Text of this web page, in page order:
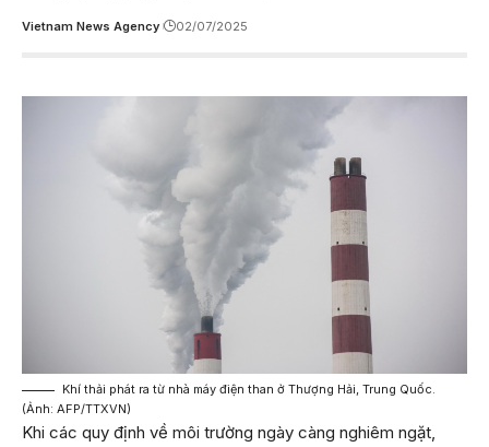
Vietnam News Agency 02/07/2025
Khí thải phát ra từ nhà máy điện than ở Thượng Hải, Trung Quốc.
(Ảnh: AFP/TTXVN)
Khi các quy định về môi trường ngày càng nghiêm ngặt,